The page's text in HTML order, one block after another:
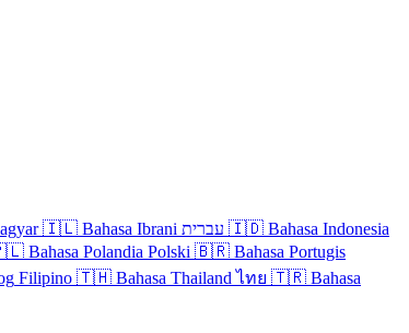
🇮🇱 Bahasa Ibrani עברית 🇮🇩 Bahasa Indonesia
Bahasa Polandia Polski 🇧🇷 Bahasa Portugis
Filipino 🇹🇭 Bahasa Thailand ไทย 🇹🇷 Bahasa